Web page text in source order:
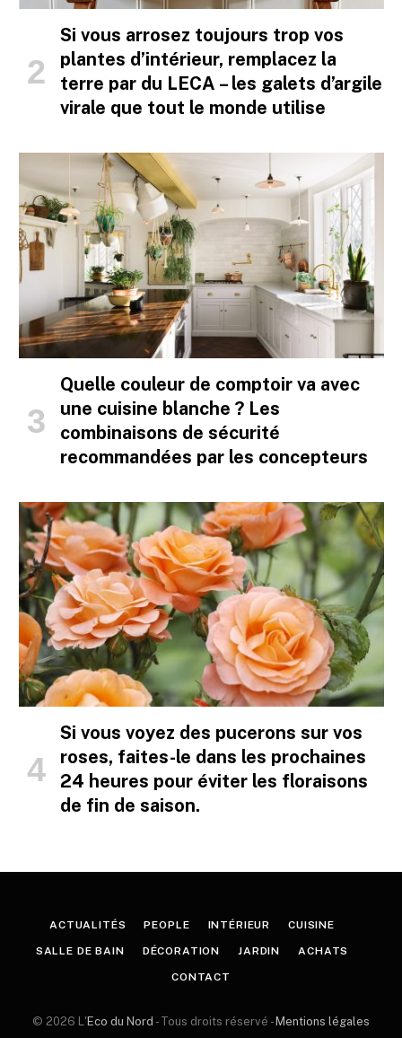
Si vous arrosez toujours trop vos
plantes d’intérieur, remplacez la
terre par du LECA – les galets d’argile
virale que tout le monde utilise
Quelle couleur de comptoir va avec
une cuisine blanche ? Les
combinaisons de sécurité
recommandées par les concepteurs
Si vous voyez des pucerons sur vos
roses, faites-le dans les prochaines
24 heures pour éviter les floraisons
de fin de saison.
ACTUALITÉS PEOPLE INTÉRIEUR CUISINE
SALLE DE BAIN DÉCORATION JARDIN ACHATS
CONTACT
© 2026 L'Eco du Nord - Tous droits réservé - Mentions légales